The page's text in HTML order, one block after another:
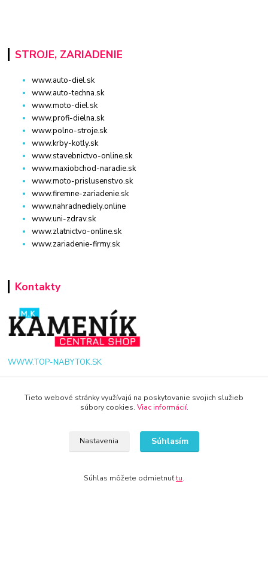
STROJE, ZARIADENIE
www.auto-diel.sk
www.auto-techna.sk
www.moto-diel.sk
www.profi-dielna.sk
www.polno-stroje.sk
www.krby-kotly.sk
www.stavebnictvo-online.sk
www.maxiobchod-naradie.sk
www.moto-prislusenstvo.sk
www.firemne-zariadenie.sk
www.nahradnediely.online
www.uni-zdrav.sk
www.zlatnictvo-online.sk
www.zariadenie-firmy.sk
Kontakty
WWW.TOP-NABYTOK.SK
+421 940 949 000
Tieto webové stránky využívajú na poskytovanie svojich služieb
súbory cookies. Viac informácií.
Nastavenia Súhlasím
Súhlas môžete odmietnuťtu.